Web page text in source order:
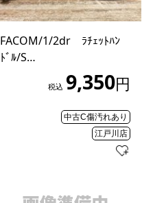
FACOM/1/2dr ﾗﾁｪｯﾄﾊﾝ
ﾄﾞﾙ/S…
税込 9,350円
中古C傷汚れあり
江戸川店